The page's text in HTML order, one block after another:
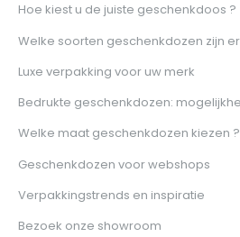
Hoe kiest u de juiste geschenkdoos ?
Welke soorten geschenkdozen zijn
Luxe verpakking voor uw merk
Bedrukte geschenkdozen:
Welke maat geschenkdozen kiezen ?
Geschenkdozen voor webshops
Verpakkingstrends en inspiratie
Bezoek onze showroom